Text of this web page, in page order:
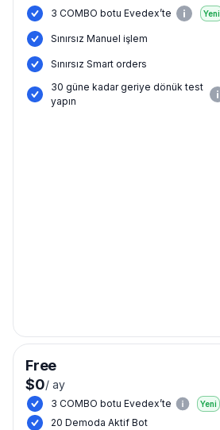
3 COMBO botu Evedex’te Yeni
Sınırsız Manuel işlem
Sınırsız Smart orders
30 güne kadar geriye dönük test
yapın
Free
$0/ ay
3 COMBO botu Evedex’te Yeni
20 Demoda Aktif Bot